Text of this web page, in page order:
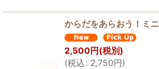
からだをあらおう！ミニ
2,500円(税別)
(税込: 2,750円)